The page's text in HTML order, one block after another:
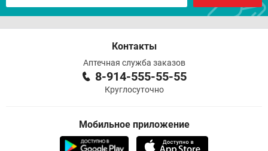
Контакты
Аптечная служба заказов
8-914-555-55-55
Круглосуточно
Мобильное приложение